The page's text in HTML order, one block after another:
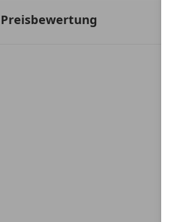
Preisbewertung